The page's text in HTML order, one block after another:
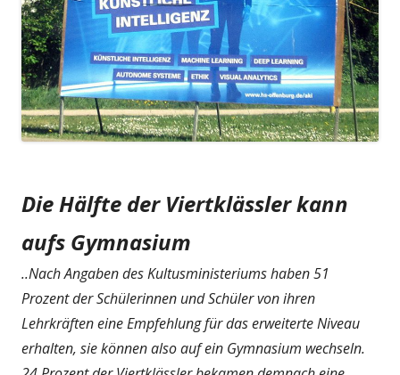
Die Hälfte der Viertklässler kann
aufs Gymnasium
..Nach Angaben des Kultusministeriums haben 51
Prozent der Schülerinnen und Schüler von ihren
Lehrkräften eine Empfehlung für das erweiterte Niveau
erhalten, sie können also auf ein Gymnasium wechseln.